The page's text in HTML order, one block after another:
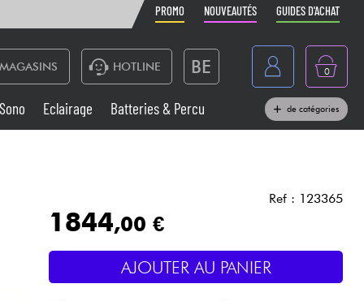
PROMO NOUVEAUTÉS GUIDES D'ACHAT
HOTLINE BE
België
Nederland
0
Sono
Vents
Sono Eclairage Batteries & Percu de catégories
Ref : 123365
1844,00 €
AJOUTER AU PANIER